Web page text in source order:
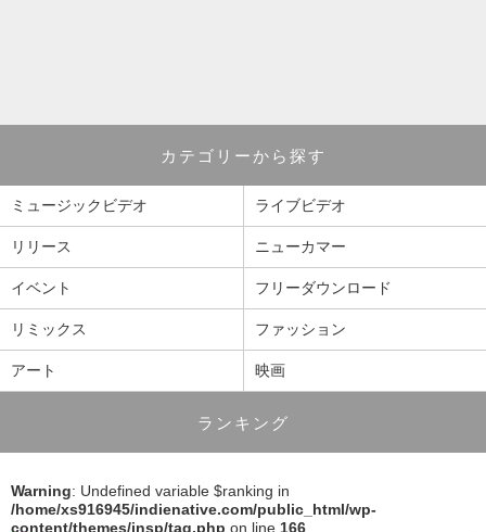
カテゴリーから探す
ミュージックビデオ ライブビデオ
リリース ニューカマー
イベント フリーダウンロード
リミックス ファッション
アート 映画
ランキング
Warning: Undefined variable $ranking in
/home/xs916945/indienative.com/public_html/wp-
content/themes/insp/tag.php on line 166